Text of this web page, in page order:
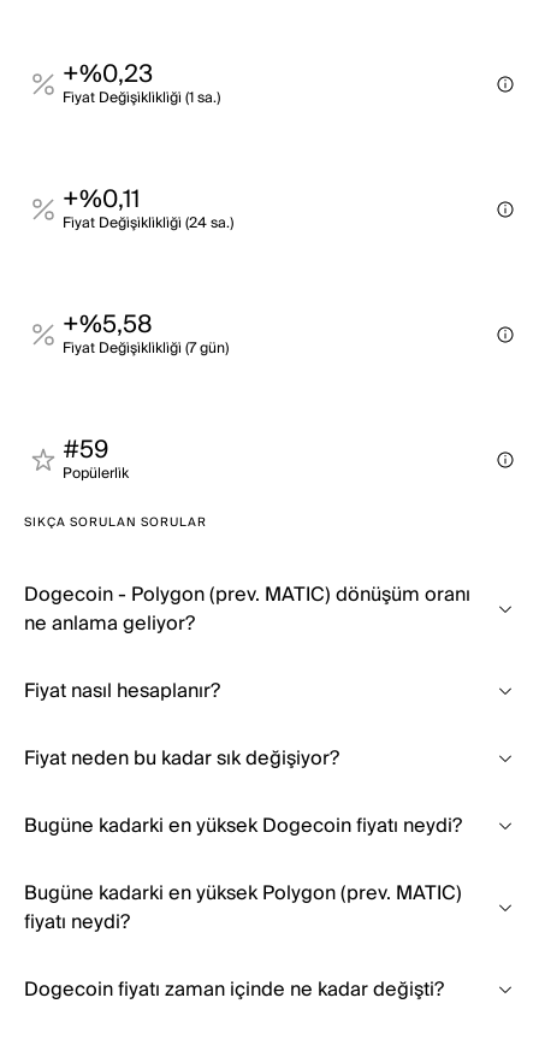
+%0,23
Fi̇yat Deği̇şi̇kli̇kli̇ği̇ (1 sa.)
+%0,11
Fi̇yat Deği̇şi̇kli̇kli̇ği̇ (24 sa.)
+%5,58
Fi̇yat Deği̇şi̇kli̇kli̇ği̇ (7 gün)
#59
Popülerli̇k
SIKÇA SORULAN SORULAR
Dogecoin - Polygon (prev. MATIC) dönüşüm oranı
ne anlama geliyor?
Fiyat nasıl hesaplanır?
Fiyat neden bu kadar sık değişiyor?
Bugüne kadarki en yüksek Dogecoin fiyatı neydi?
Bugüne kadarki en yüksek Polygon (prev. MATIC)
fiyatı neydi?
Dogecoin fiyatı zaman içinde ne kadar değişti?